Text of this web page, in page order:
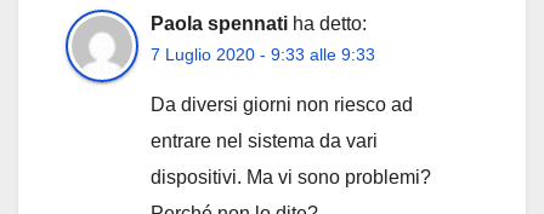
Paola spennati ha detto:
7 Luglio 2020 - 9:33 alle 9:33
Da diversi giorni non riesco ad
entrare nel sistema da vari
dispositivi. Ma vi sono problemi?